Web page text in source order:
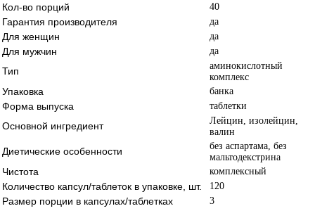
Кол-во порций 40
Гарантия производителя да
Для женщин да
Для мужчин да
Тип
аминокислотный
комплекс
Упаковка банка
Форма выпуска таблетки
Основной ингредиент
Лейцин, изолейцин,
валин
Диетические особенности
без аспартама, без
мальтодекстрина
Чистота комплексный
Количество капсул/таблеток в упаковке, шт. 120
Размер порции в капсулах/таблетках 3